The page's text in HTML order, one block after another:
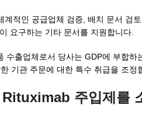
적인 공급업체 검증, 배치 문서 검
요구하는 기타 문서를 지원합니다.
수출업체로서 당사는 GDP에 부합
기관 주문에 대한 특수 취급을 조정
주입제를